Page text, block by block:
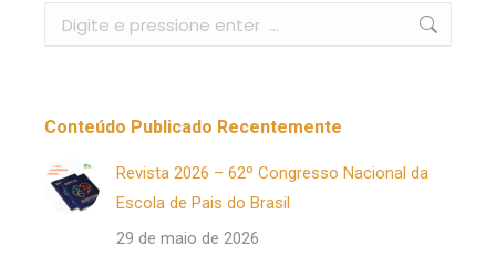
Buscar
Conteúdo Publicado Recentemente
Revista 2026 – 62º Congresso Nacional da
Escola de Pais do Brasil
29 de maio de 2026